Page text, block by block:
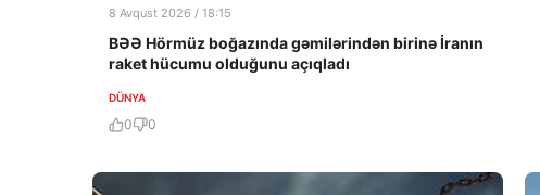
8 Avqust 2026 / 18:15
BƏƏ Hörmüz boğazında gəmilərindən birinə İranın
raket hücumu olduğunu açıqladı
DÜNYA
0 0